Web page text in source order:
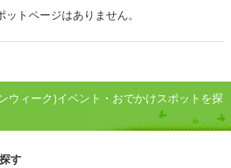
トページはありません。
ウィーク)イベント・おでかけスポットを探
す